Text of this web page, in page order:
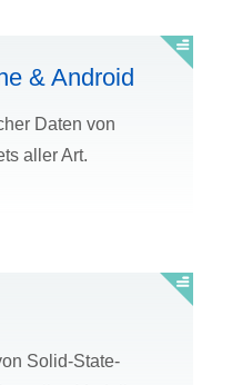
& Android
Daten von
aller Art.
Solid-State-